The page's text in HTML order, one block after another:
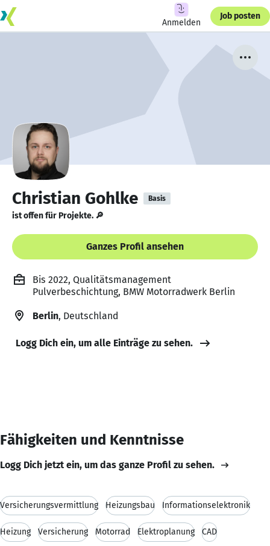
Anmelden
Job posten
Christian Gohlke Basis
ist offen für Projekte. 🔎
Ganzes Profil ansehen
Bis 2022, Qualitätsmanagement
Pulverbeschichtung, BMW Motorradwerk Berlin
Berlin, Deutschland
Logg Dich ein, um alle Einträge zu sehen.
Fähigkeiten und Kenntnisse
Logg Dich jetzt ein, um das ganze Profil zu sehen.
Versicherungsvermittlung Heizungsbau Informationselektronik
Heizung Versicherung Motorrad Elektroplanung CAD